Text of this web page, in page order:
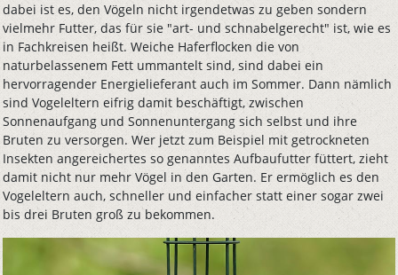
dabei ist es, den Vögeln nicht irgendetwas zu geben sondern
vielmehr Futter, das für sie "art- und schnabelgerecht" ist, wie es
in Fachkreisen heißt. Weiche Haferflocken die von
naturbelassenem Fett ummantelt sind, sind dabei ein
hervorragender Energielieferant auch im Sommer. Dann nämlich
sind Vogeleltern eifrig damit beschäftigt, zwischen
Sonnenaufgang und Sonnenuntergang sich selbst und ihre
Bruten zu versorgen. Wer jetzt zum Beispiel mit getrockneten
Insekten angereichertes so genanntes Aufbaufutter füttert, zieht
damit nicht nur mehr Vögel in den Garten. Er ermöglich es den
Vogeleltern auch, schneller und einfacher statt einer sogar zwei
bis drei Bruten groß zu bekommen.